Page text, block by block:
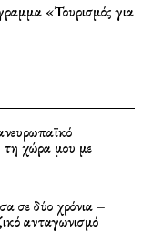
«Τουρισμός για
χώρα μου με
σε δύο χρόνια –
ανταγωνισμό